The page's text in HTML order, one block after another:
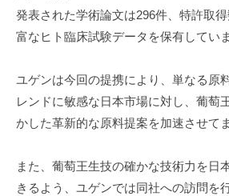
発表された学術論文は296件、特許取
富なヒト臨床試験データを保有していま
ユゲンは今回の提携により、単なる原
レンドに敏感な日本市場に対し、葡萄
かした革新的な原料提案を加速させて
また、葡萄王生技の確かな技術力を日
きるよう、ユゲンでは同社への訪問を